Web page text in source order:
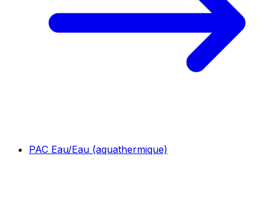
PAC Eau/Eau (aquathermique)